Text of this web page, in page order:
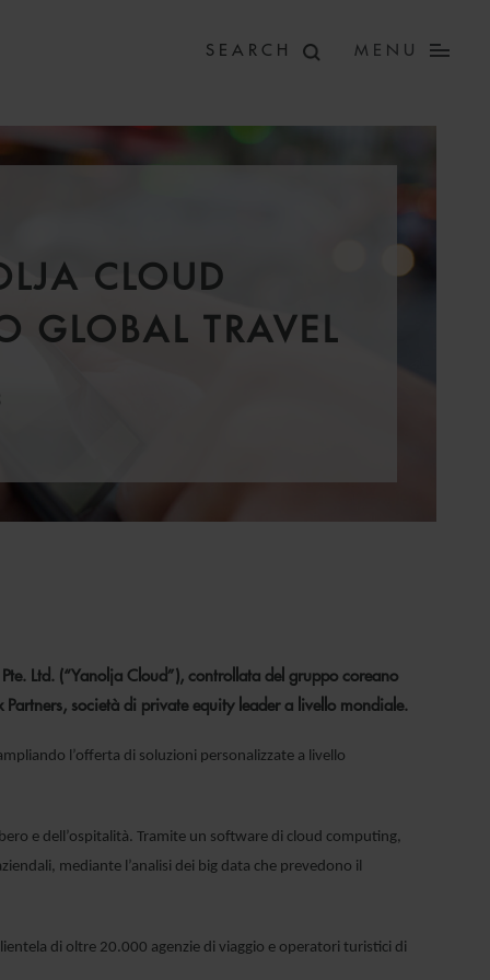
MENU
CLOUD
GLOBAL TRAVEL
Ltd. (“Yanolja Cloud”), controllata del gruppo coreano
società di private equity leader a livello mondiale.
l’offerta di soluzioni personalizzate a livello
e dell’ospitalità. Tramite un software di cloud computing,
mediante l’analisi dei big data che prevedono il
di oltre 20.000 agenzie di viaggio e operatori turistici di